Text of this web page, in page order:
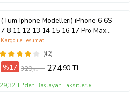
(Tüm Iphone Modelleri) iPhone 6 6S
7 8 11 12 13 14 15 16 17 Pro Max
Plus Mini Kişiye Özel Resimli
Fotoğraflı Kılıf(42)
Kargo ile Teslimat
%17 329,90 TL 274,90 TL
29,32 TL'den Başlayan Taksitlerle